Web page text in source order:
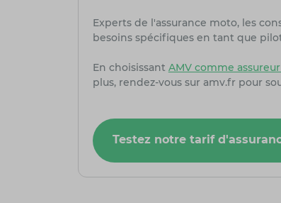
Experts de l'assurance moto, les
besoins spécifiques en tant que
En choisissant AMV comme
plus, rendez-vous sur amv.fr pour
Testez notre tarif